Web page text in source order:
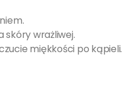
skóry wrażliwej.
miękkości po kąpieli.